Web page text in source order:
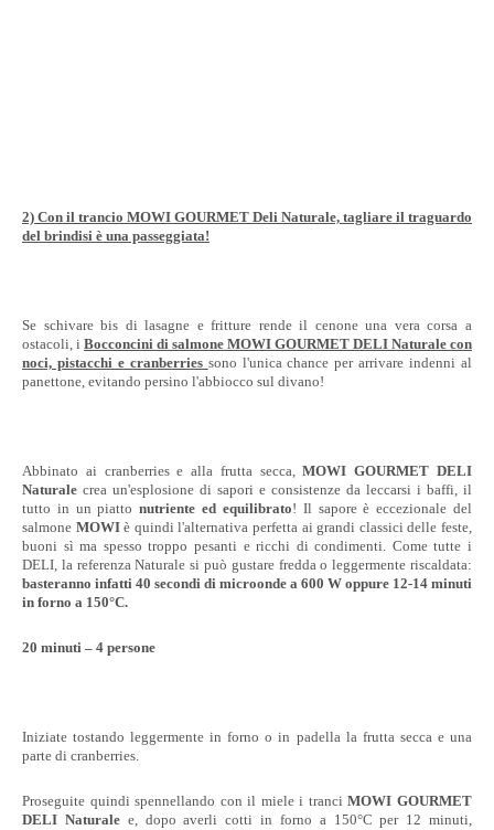
2) Con il trancio MOWI GOURMET Deli Naturale, tagliare il traguardo
del brindisi è una passeggiata!
Se schivare bis di lasagne e fritture rende il cenone una vera corsa a
ostacoli, i Bocconcini di salmone MOWI GOURMET DELI Naturale con
noci, pistacchi e cranberries sono l'unica chance per arrivare indenni al
panettone, evitando persino l'abbiocco sul divano!
Abbinato ai cranberries e alla frutta secca,MOWI GOURMET DELI
Naturale crea un'esplosione di sapori e consistenze da leccarsi i baffi, il
tutto in un piattonutriente ed equilibrato! Il sapore è eccezionale del
salmone MOWIè quindi l'alternativa perfetta ai grandi classici delle feste,
buoni sì ma spesso troppo pesanti e ricchi di condimenti. Come tutte i
DELI, la referenza Naturale si può gustare fredda o leggermente riscaldata:
basteranno infatti 40 secondi di microonde a 600 W oppure 12-14 minuti
in forno a 150°C.
20 minuti – 4 persone
Iniziate tostando leggermente in forno o in padella la frutta secca e una
parte di cranberries.
Proseguite quindi spennellando con il miele i tranciMOWI GOURMET
DELI Naturalee, dopo averli cotti in forno a 150°C per 12 minuti,